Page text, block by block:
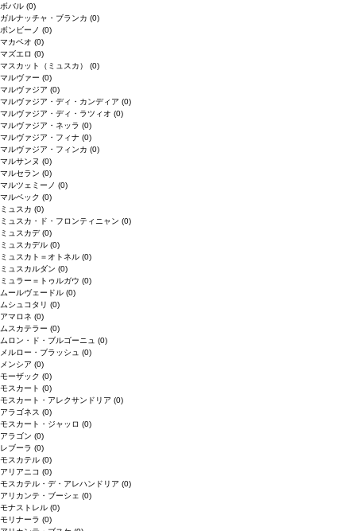
ボバル (0)
ガルナッチャ・ブランカ (0)
ボンビーノ (0)
マカベオ (0)
マズエロ (0)
マスカット（ミュスカ） (0)
マルヴァー (0)
マルヴァジア (0)
マルヴァジア・ディ・カンディア (0)
マルヴァジア・ディ・ラツィオ (0)
マルヴァジア・ネッラ (0)
マルヴァジア・フィナ (0)
マルヴァジア・フィンカ (0)
マルサンヌ (0)
マルセラン (0)
マルツェミーノ (0)
マルベック (0)
ミュスカ (0)
ミュスカ・ド・フロンティニャン (0)
ミュスカデ(0)
ミュスカデル (0)
ミュスカト＝オトネル (0)
ミュスカルダン (0)
ミュラー＝トゥルガウ (0)
ムールヴェードル (0)
ムシュコタリ (0)
アマロネ (0)
ムスカテラー (0)
ムロン・ド・ブルゴーニュ (0)
メルロー・ブラッシュ (0)
メンシア (0)
モーザック (0)
モスカート (0)
モスカート・アレクサンドリア (0)
アラゴネス (0)
モスカート・ジャッロ (0)
アラゴン (0)
レブーラ (0)
モスカテル (0)
アリアニコ (0)
モスカテル・デ・アレハンドリア (0)
アリカンテ・ブーシェ (0)
モナストレル (0)
モリナーラ (0)